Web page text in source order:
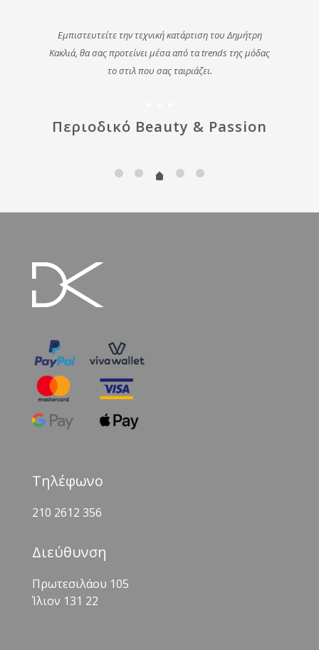
Εμπιστευτείτε την τεχνική κατάρτιση του Δημήτρη
Κακλιά, θα σας προτείνει μέσα από τα trends της μόδας
το στιλ που σας ταιριάζει.
Περιοδικό Beauty & Passion
Τηλέφωνο
210 2612 356
Διεύθυνση
Πρωτεσιλάου 105
Ίλιον 131 22